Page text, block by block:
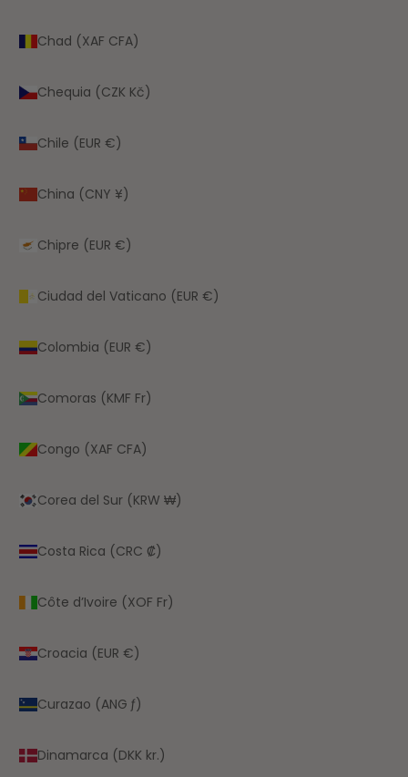
Chad (XAF CFA)
Chequia (CZK Kč)
Chile (EUR €)
China (CNY ¥)
Chipre (EUR €)
Ciudad del Vaticano (EUR €)
Colombia (EUR €)
Comoras (KMF Fr)
Congo (XAF CFA)
Corea del Sur (KRW ₩)
Costa Rica (CRC ₡)
Côte d’Ivoire (XOF Fr)
Croacia (EUR €)
Curazao (ANG ƒ)
Dinamarca (DKK kr.)